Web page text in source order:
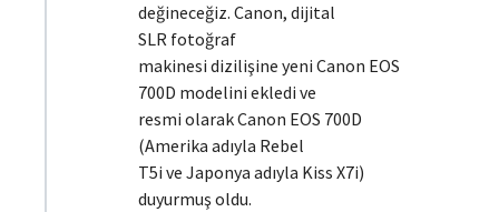
değineceğiz. Canon, dijital
SLR fotoğraf
makinesi dizilişine yeni Canon EOS
700D modelini ekledi ve
resmi olarak Canon EOS 700D
(Amerika adıyla Rebel
T5i ve Japonya adıyla Kiss X7i)
duyurmuş oldu.